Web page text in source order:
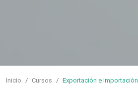
Inicio Cursos Exportación e Importación